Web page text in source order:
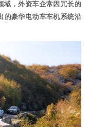
域，外资车企常因冗长的
的豪华电动车车机系统沿